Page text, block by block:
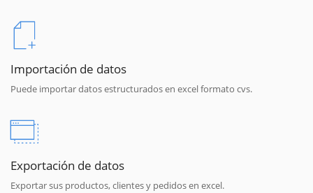
Importación de datos
Puede importar datos estructurados en excel formato cvs.
Exportación de datos
Exportar sus productos, clientes y pedidos en excel.